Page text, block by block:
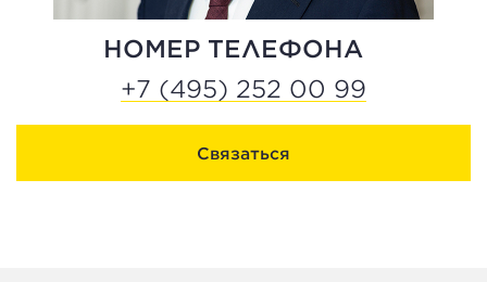
НОМЕР ТЕЛЕФОНА
+7 (495) 252 00 99
Связаться